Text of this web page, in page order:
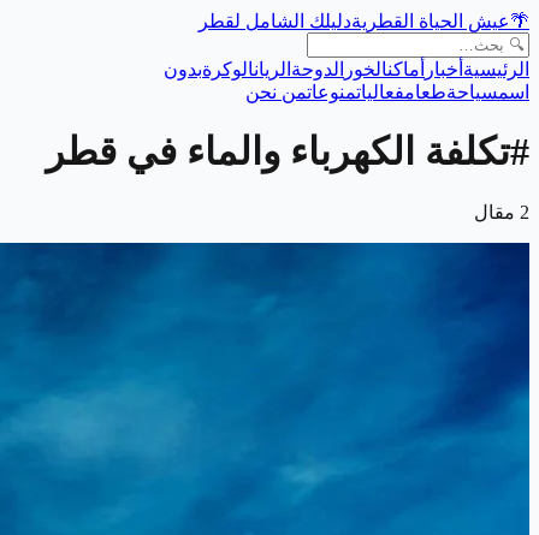
🌴عيش الحياة القطريةدليلك الشامل لقطر
الرئيسية أخبار أماكنالخور الدوحة الريانالوكرةبدون
اسمسياحةطعامفعالياتمنوعاتمن نحن
#تكلفة الكهرباء والماء في قطر
2 مقال